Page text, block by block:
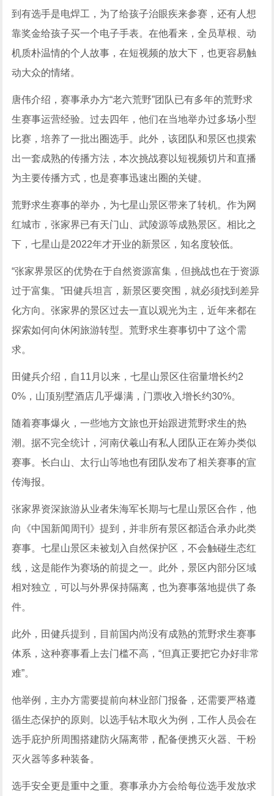
到有选手是电焊工，为了给孩子治眼疾来参赛，还有人想
靠奖金给孩子买一个电子手表。在他看来，全员草根、动
机质朴温情的个人故事，在短视频的放大下，也更容易触
动大众的情绪。
唐伟介绍，赛事承办方“老六荒野”团队已有多年的荒野求
生赛事运营经验。过去四年，他们在当地举办过多场小型
比赛，培养了一批出圈选手。此外，该团队和景区也摸索
出一套成熟的传播方法，本次挑战赛以短视频切片和直播
为主要传播方式，也是赛事迅速出圈的关键。
荒野求生赛事的举办，为七星山景区带来了转机。作为网
红城市，张家界已有天门山、武陵源等成熟景区。相比之
下，七星山是2022年才开业的新景区，知名度较低。
“张家界景区的优势在于自然资源富集，但挑战也在于资源
过于富集。”田健兵坦言，新景区要突围，就必须找到差异
化方向。张家界的景区过去一直以观光为主，近年来都在
探索如何向休闲旅游转型。荒野求生赛事切中了这个需
求。
田健兵介绍，自11月以来，七星山景区住宿量增长约2
0%，山顶别墅酒店几乎爆满，门票收入增长约30%。
随着赛事爆火，一些地方文旅也开始跟进荒野求生的热
潮。据不完全统计，河南伏羲山有私人团队正在筹办类似
赛事。长白山、太行山等地也有团队发布了相关赛事的宣
传海报。
张家界资深旅游从业者朱海军长期与七星山景区合作，他
向《中国新闻周刊》提到，并非所有景区都适合承办此类
赛事。七星山景区未被划入自然保护区，不会触碰生态红
线，这是能作为赛场的前提之一。此外，景区内部分区域
相对独立，可以与外界保持隔离，也为赛事落地提供了条
件。
此外，田健兵提到，目前国内尚没有成熟的荒野求生赛事
体系，这种赛事看上去门槛不高，“但真正要把它办好非常
难”。
他举例，主办方需要提前向林业部门报备，还需要严格遵
循生态保护的原则。以选手钻木取火为例，工作人员会在
选手庇护所周围搭建防火隔离带，配备便携灭火器、干粉
灭火器等多种装备。
选手安全更是重中之重。赛事承办方会给每位选手发放求